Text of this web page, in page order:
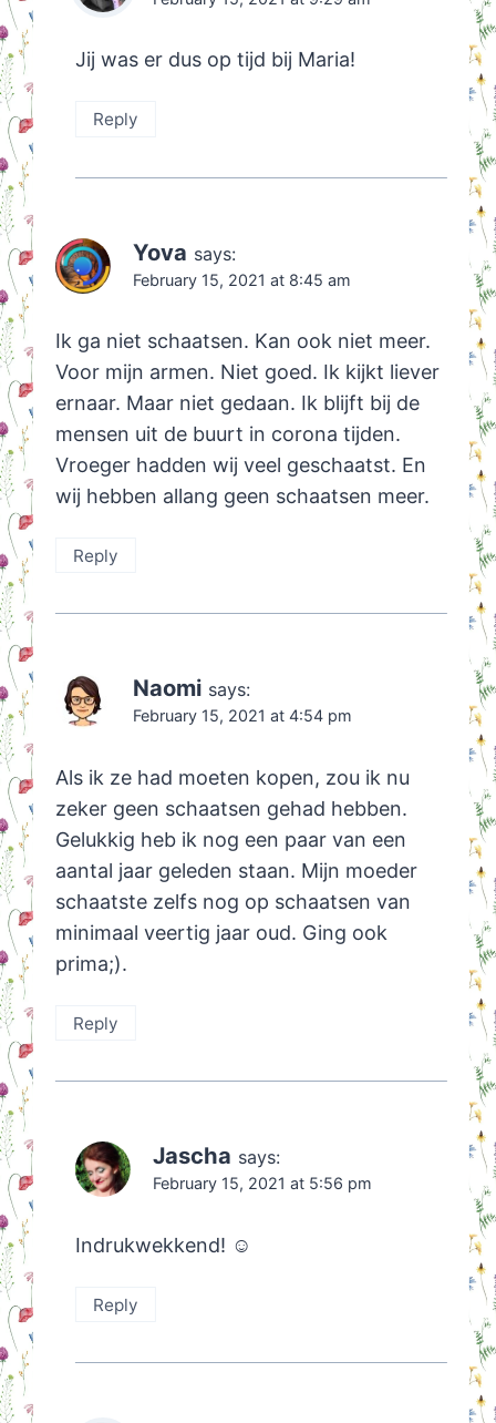
Jij was er dus op tijd bij Maria!
Reply
Yova says:
February 15, 2021 at 8:45 am
Ik ga niet schaatsen. Kan ook niet meer.
Voor mijn armen. Niet goed. Ik kijkt liever
ernaar. Maar niet gedaan. Ik blijft bij de
mensen uit de buurt in corona tijden.
Vroeger hadden wij veel geschaatst. En
wij hebben allang geen schaatsen meer.
Reply
Naomi says:
February 15, 2021 at 4:54 pm
Als ik ze had moeten kopen, zou ik nu
zeker geen schaatsen gehad hebben.
Gelukkig heb ik nog een paar van een
aantal jaar geleden staan. Mijn moeder
schaatste zelfs nog op schaatsen van
minimaal veertig jaar oud. Ging ook
prima;).
Reply
Jascha says:
February 15, 2021 at 5:56 pm
Indrukwekkend! ☺️
Reply